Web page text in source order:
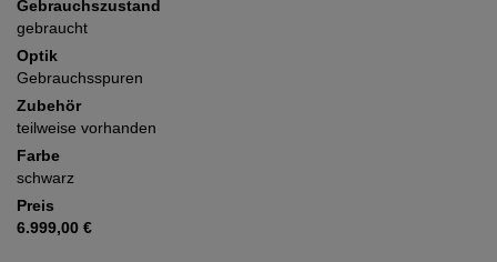
Gebrauchszustand
gebraucht
Optik
Gebrauchsspuren
Zubehör
teilweise vorhanden
Farbe
schwarz
Preis
6.999,00 €